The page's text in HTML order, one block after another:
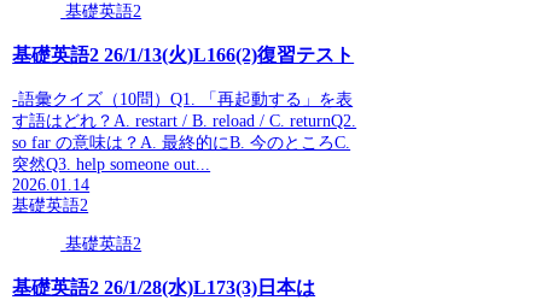
基礎英語2
基礎英語2 26/1/13(火)L166(2)復習テスト
-語彙クイズ（10問）Q1. 「再起動する」を表
す語はどれ？A. restart / B. reload / C. returnQ2.
so far の意味は？A. 最終的にB. 今のところC.
突然Q3. help someone out...
2026.01.14
基礎英語2
基礎英語2
基礎英語2 26/1/28(水)L173(3)日本は